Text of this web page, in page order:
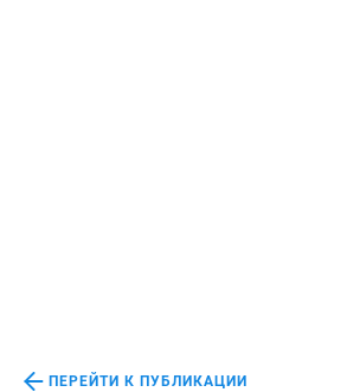
ПЕРЕЙТИ К ПУБЛИКАЦИИ